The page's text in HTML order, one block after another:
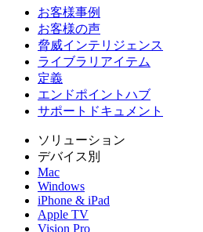
お客様事例
お客様の声
脅威インテリジェンス
ライブラリアイテム
定義
エンドポイントハブ
サポートドキュメント
ソリューション
デバイス別
Mac
Windows
iPhone & iPad
Apple TV
Vision Pro